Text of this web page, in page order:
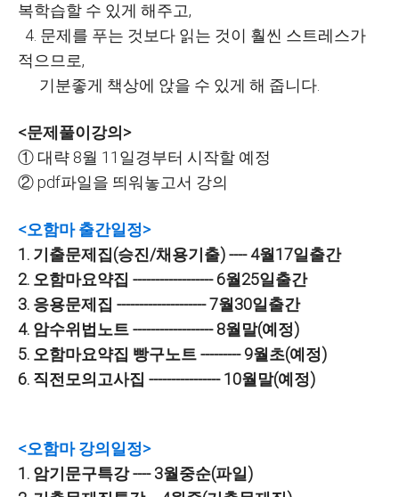
복학습할 수 있게 해주고,
4. 문제를 푸는 것보다 읽는 것이 훨씬 스트레스가
적으므로,
기분좋게 책상에 앉을 수 있게 해 줍니다.
<문제풀이강의>
① 대략 8월 11일경부터 시작할 예정
② pdf파일을 띄워놓고서 강의
<오함마 출간일정>
1. 기출문제집(승진/채용기출) ---- 4월17일출간
2. 오함마요약집 ------------------ 6월25일출간
3. 응용문제집 -------------------- 7월30일출간
4. 암수위법노트 ------------------ 8월말(예정)
5. 오함마요약집 빵구노트 --------- 9월초(예정)
6. 직전모의고사집 ---------------- 10월말(예정)
<오함마 강의일정>
1. 암기문구특강 ---- 3월중순(파일)